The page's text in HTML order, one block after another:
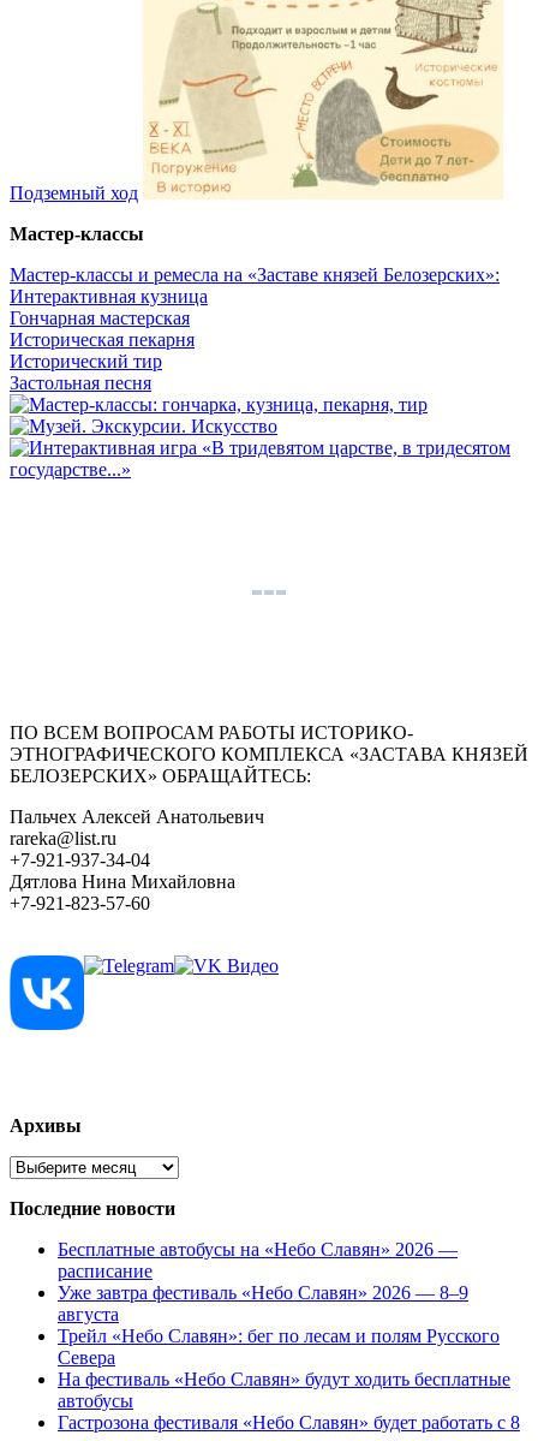
Подземный ход
Мастер-классы
Мастер-классы и ремесла на «Заставе князей Белозерских»:
Интерактивная кузница
Гончарная мастерская
Историческая пекарня
Исторический тир
Застольная песня
ПО ВСЕМ ВОПРОСАМ РАБОТЫ ИСТОРИКО-
ЭТНОГРАФИЧЕСКОГО КОМПЛЕКСА «ЗАСТАВА КНЯЗЕЙ
БЕЛОЗЕРСКИХ» ОБРАЩАЙТЕСЬ:
Пальчех Алексей Анатольевич
rareka@list.ru
+7-921-937-34-04
Дятлова Нина Михайловна
+7-921-823-57-60
Архивы
Архивы
Последние новости
Бесплатные автобусы на «Небо Славян» 2026 —
расписание
Уже завтра фестиваль «Небо Славян» 2026 — 8–9
августа
Трейл «Небо Славян»: бег по лесам и полям Русского
Севера
На фестиваль «Небо Славян» будут ходить бесплатные
автобусы
Гастрозона фестиваля «Небо Славян» будет работать с 8